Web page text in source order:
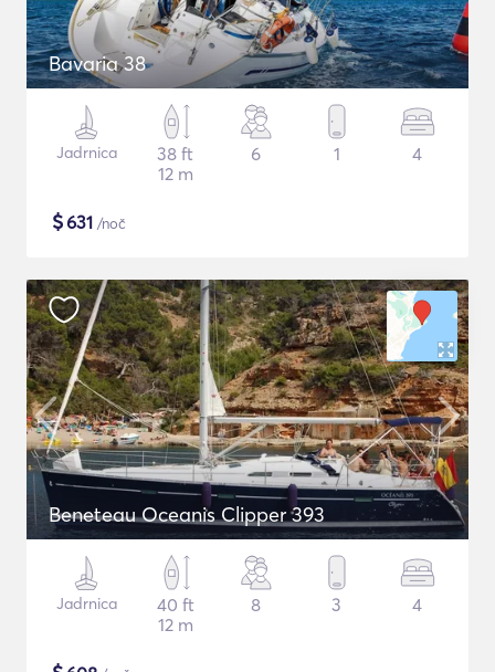
Bavaria 38
Jadrnica
38 ft
12 m
6 1 4
$631 /noč
Beneteau Oceanis Clipper 393
Jadrnica
40 ft
12 m
8 3 4